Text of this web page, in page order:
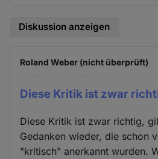
Diskussion anzeigen
Roland Weber (nicht überprüft)
Diese Kritik ist zwar
Diese Kritik ist zwar richtig,
Gedanken wieder, die schon
"kritisch" anerkannt wurden.